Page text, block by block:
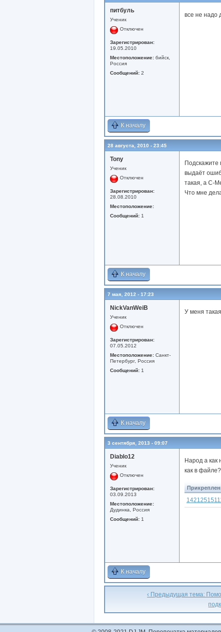
питбуль
Ученик
Отключен
Зарегистрирован:
19.05.2010
Местоположение: бийск,
Россия
Сообщений: 2
все не надо
К началу
28 августа, 2010 - 23:45
Tony
Ученик
Отключен
Зарегистрирован:
28.08.2010
Местоположение:
Сообщений: 1
Подскажите
выдаёт
такая, а C-
Что мне
К началу
7 мая, 2012 - 17:23
NickVanWeiB
Ученик
Отключен
Зарегистрирован:
07.05.2012
Местоположение: Санкт-
Петербург, Россия
Сообщений: 1
У меня
К началу
3 сентября, 2013 - 09:07
Diablo12
Ученик
Отключен
Зарегистрирован:
03.09.2013
Местоположение:
Дудинка, Россия
Сообщений: 1
Народ а как
как в файле?
К началу
‹ Предыдущая тема: